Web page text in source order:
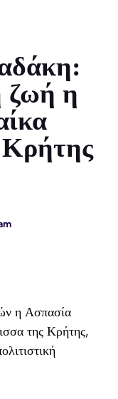
ζωή η
Κρήτης
η Ασπασία
της Κρήτης,